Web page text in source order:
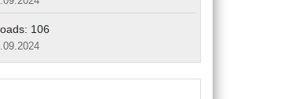
106